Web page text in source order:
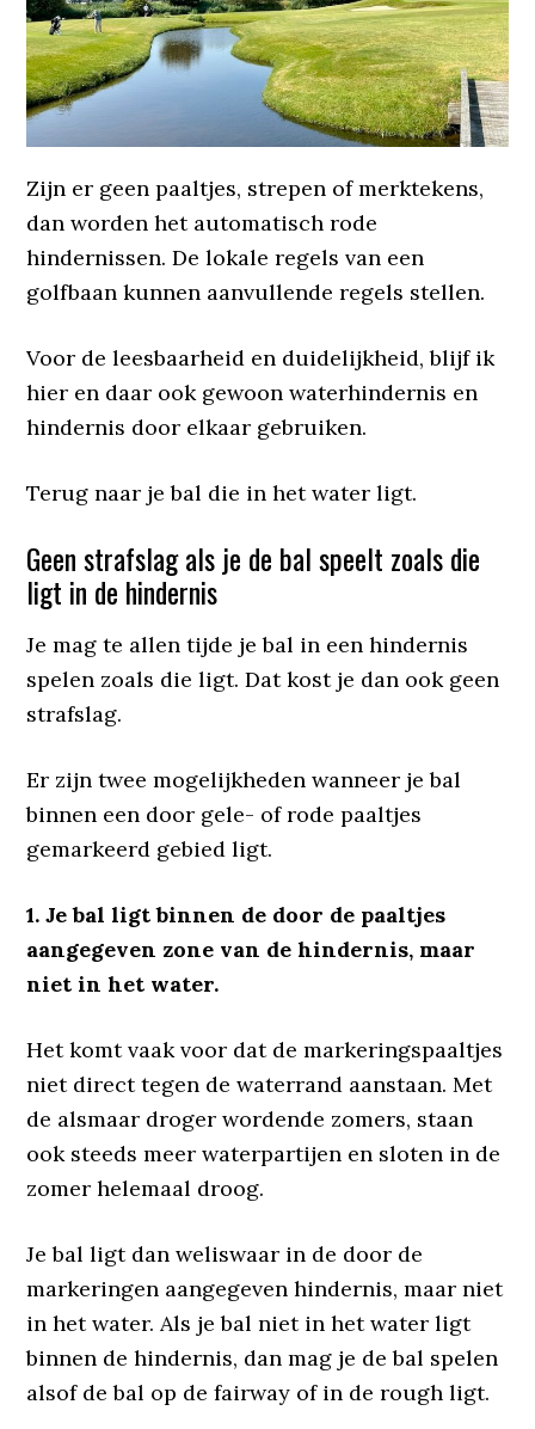
Zijn er geen paaltjes, strepen of merktekens,
dan worden het automatisch rode
hindernissen. De lokale regels van een
golfbaan kunnen aanvullende regels stellen.
Voor de leesbaarheid en duidelijkheid, blijf ik
hier en daar ook gewoon waterhindernis en
hindernis door elkaar gebruiken.
Terug naar je bal die in het water ligt.
Geen strafslag als je de bal speelt zoals die
ligt in de hindernis
Je mag te allen tijde je bal in een hindernis
spelen zoals die ligt. Dat kost je dan ook geen
strafslag.
Er zijn twee mogelijkheden wanneer je bal
binnen een door gele- of rode paaltjes
gemarkeerd gebied ligt.
1. Je bal ligt binnen de door de paaltjes
aangegeven zone van de hindernis, maar
niet in het water.
Het komt vaak voor dat de markeringspaaltjes
niet direct tegen de waterrand aanstaan. Met
de alsmaar droger wordende zomers, staan
ook steeds meer waterpartijen en sloten in de
zomer helemaal droog.
Je bal ligt dan weliswaar in de door de
markeringen aangegeven hindernis, maar niet
in het water. Als je bal niet in het water ligt
binnen de hindernis, dan mag je de bal spelen
alsof de bal op de fairway of in de rough ligt.